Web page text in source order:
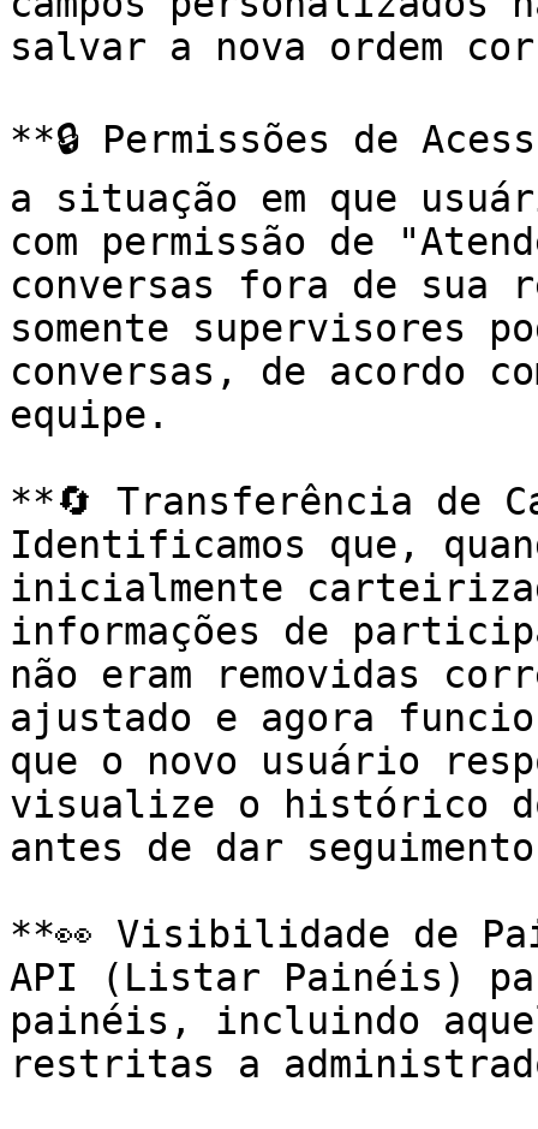
salvar a nova ordem
**🔒 Permissões de
a situação em que
com permissão de
conversas fora de sua
somente supervisores
conversas, de acordo
equipe.
**🔄 Transferência de
Identificamos que,
inicialmente
informações de
não eram removidas
ajustado e agora
que o novo usuário
visualize o histórico
antes de dar
**👀 Visibilidade de
API (Listar Painéis)
painéis, incluindo